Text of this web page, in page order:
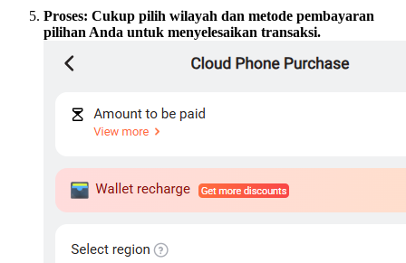
Proses: Cukup pilih wilayah dan metode pembayaran
pilihan Anda untuk menyelesaikan transaksi.